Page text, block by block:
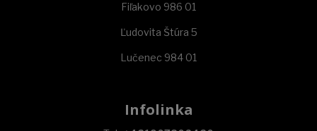
Fiľakovo 986 01
Ľudovita Štúra 5
Lučenec 984 01
Infolinka